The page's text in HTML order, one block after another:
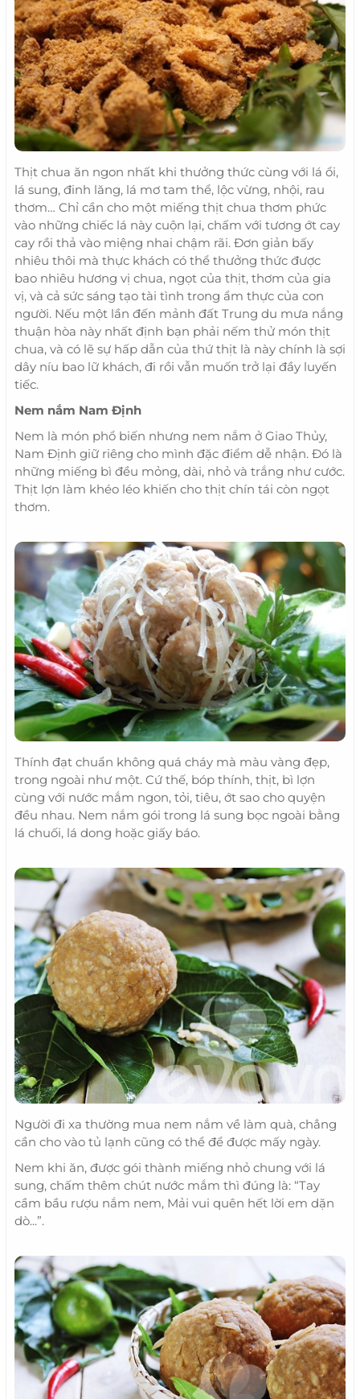
Thịt chua ăn ngon nhất khi thưởng thức cùng với lá ổi,
lá sung, đinh lăng, lá mơ tam thể, lộc vừng, nhội, rau
thơm… Chỉ cần cho một miếng thịt chua thơm phức
vào những chiếc lá này cuộn lại, chấm với tương ớt cay
cay rồi thả vào miệng nhai chậm rãi. Đơn giản bấy
nhiêu thôi mà thực khách có thể thưởng thức được
bao nhiêu hương vị chua, ngọt của thịt, thơm của gia
vị, và cả sức sáng tạo tài tình trong ẩm thực của con
người. Nếu một lần đến mảnh đất Trung du mưa nắng
thuận hòa này nhất định bạn phải nếm thử món thịt
chua, và có lẽ sự hấp dẫn của thứ thịt là này chính là sợi
dây níu bao lữ khách, đi rồi vẫn muốn trở lại đầy luyến
tiếc.
Nem nắm Nam Định
Nem là món phổ biến nhưng nem nắm ở Giao Thủy,
Nam Định giữ riêng cho mình đặc điểm dễ nhận. Đó là
những miếng bì đều mỏng, dài, nhỏ và trắng như cước.
Thịt lợn làm khéo léo khiến cho thịt chín tái còn ngọt
thơm.
Thính đạt chuẩn không quá cháy mà màu vàng đẹp,
trong ngoài như một. Cứ thế, bóp thính, thịt, bì lợn
cùng với nước mắm ngon, tỏi, tiêu, ớt sao cho quyện
đều nhau. Nem nắm gói trong lá sung bọc ngoài bằng
lá chuối, lá dong hoặc giấy báo.
Người đi xa thường mua nem nắm về làm quà, chẳng
cần cho vào tủ lạnh cũng có thể để được mấy ngày.
Nem khi ăn, được gói thành miếng nhỏ chung với lá
sung, chấm thêm chút nước mắm thì đúng là: “Tay
cầm bầu rượu nắm nem, Mải vui quên hết lời em dặn
dò...”.